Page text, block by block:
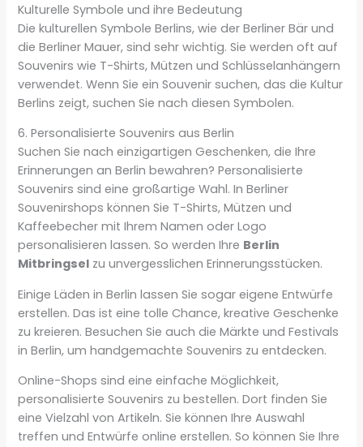
Kulturelle Symbole und ihre Bedeutung
Die kulturellen Symbole Berlins, wie der Berliner Bär und
die Berliner Mauer, sind sehr wichtig. Sie werden oft auf
Souvenirs wie T-Shirts, Mützen und Schlüsselanhängern
verwendet. Wenn Sie ein Souvenir suchen, das die Kultur
Berlins zeigt, suchen Sie nach diesen Symbolen.
6. Personalisierte Souvenirs aus Berlin
Suchen Sie nach einzigartigen Geschenken, die Ihre
Erinnerungen an Berlin bewahren? Personalisierte
Souvenirs sind eine großartige Wahl. In Berliner
Souvenirshops können Sie T-Shirts, Mützen und
Kaffeebecher mit Ihrem Namen oder Logo
personalisieren lassen. So werden Ihre Berlin
Mitbringsel zu unvergesslichen Erinnerungsstücken.
Einige Läden in Berlin lassen Sie sogar eigene Entwürfe
erstellen. Das ist eine tolle Chance, kreative Geschenke
zu kreieren. Besuchen Sie auch die Märkte und Festivals
in Berlin, um handgemachte Souvenirs zu entdecken.
Online-Shops sind eine einfache Möglichkeit,
personalisierte Souvenirs zu bestellen. Dort finden Sie
eine Vielzahl von Artikeln. Sie können Ihre Auswahl
treffen und Entwürfe online erstellen. So können Sie Ihre